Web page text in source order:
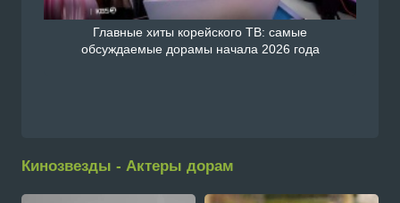
Главные хиты корейского ТВ: самые
обсуждаемые дорамы начала 2026 года
Кинозвезды - Актеры дорам